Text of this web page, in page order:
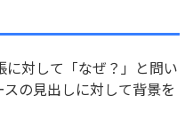
対して「なぜ？」と問い
の見出しに対して背景を